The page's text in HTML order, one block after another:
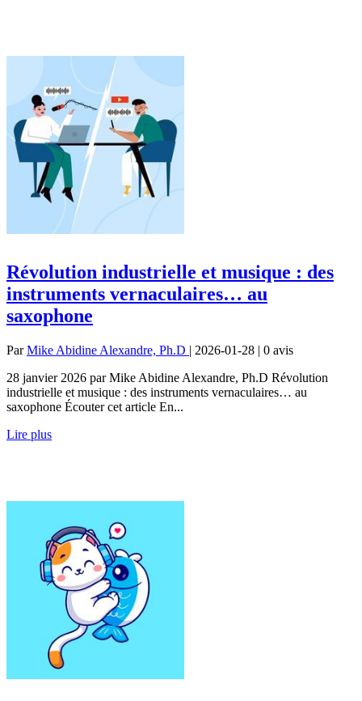
Révolution industrielle et musique : des
instruments vernaculaires… au
saxophone
ParMike Abidine Alexandre, Ph.D | 2026-01-28 | 0 avis
28 janvier 2026 par Mike Abidine Alexandre, Ph.D Révolution
industrielle et musique : des instruments vernaculaires… au
saxophone Écouter cet article En...
Lire plus